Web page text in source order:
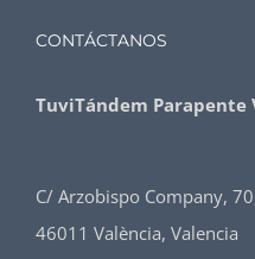
CONTÁCTANOS
TuviTándem Parapente
C/ Arzobispo Company,
46011 València, Valencia